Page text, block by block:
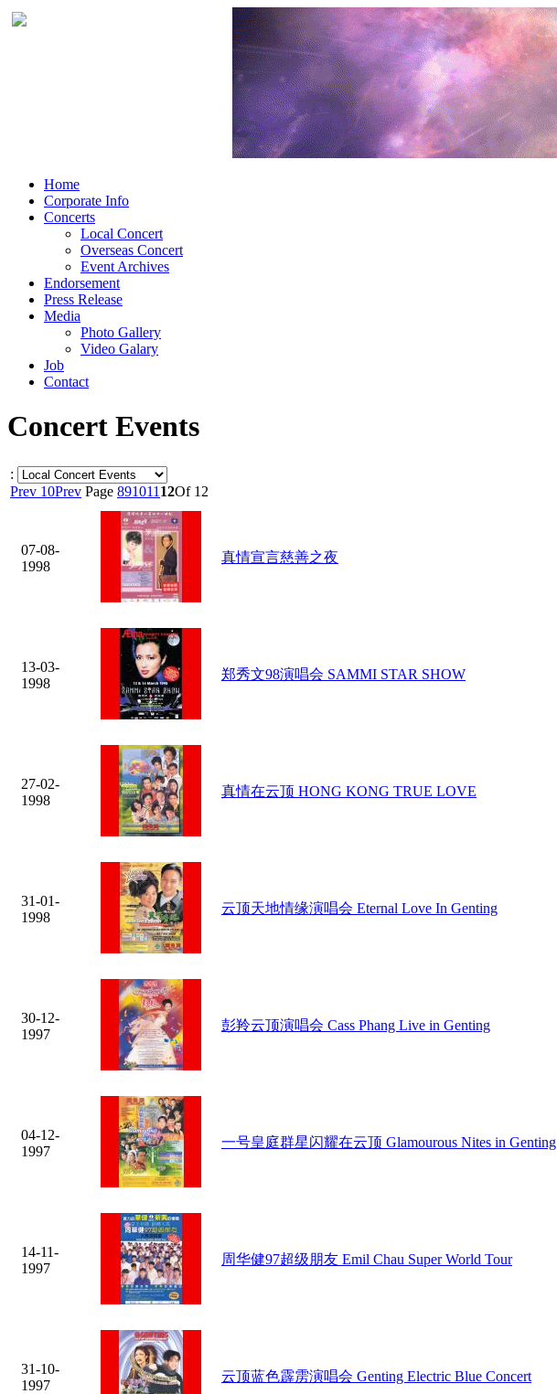
Home
Corporate Info
Concerts
Local Concert
Overseas Concert
Event Archives
Endorsement
Press Release
Media
Photo Gallery
Video Galary
Job
Contact
Concert Events
:
Prev 10Prev Page 891011 12Of 12
07-08-
1998
真情宣言慈善之夜
13-03-
1998
郑秀文98演唱会 SAMMI STAR SHOW
27-02-
1998
真情在云顶 HONG KONG TRUE LOVE
31-01-
1998
云顶天地情缘演唱会 Eternal Love In Genting
30-12-
1997
彭羚云顶演唱会 Cass Phang Live in Genting
04-12-
1997
一号皇庭群星闪耀在云顶 Glamourous Nites in Genting
14-11-
1997
周华健97超级朋友 Emil Chau Super World Tour
31-10-
1997
云顶蓝色霹雳演唱会 Genting Electric Blue Concert